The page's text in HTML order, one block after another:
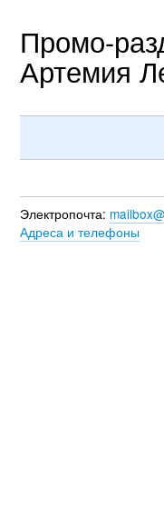
Промо-
Артемия
Электропочта:
Адреса и телефоны